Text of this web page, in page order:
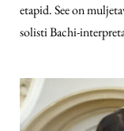
etapid. See on
solisti Bachi-